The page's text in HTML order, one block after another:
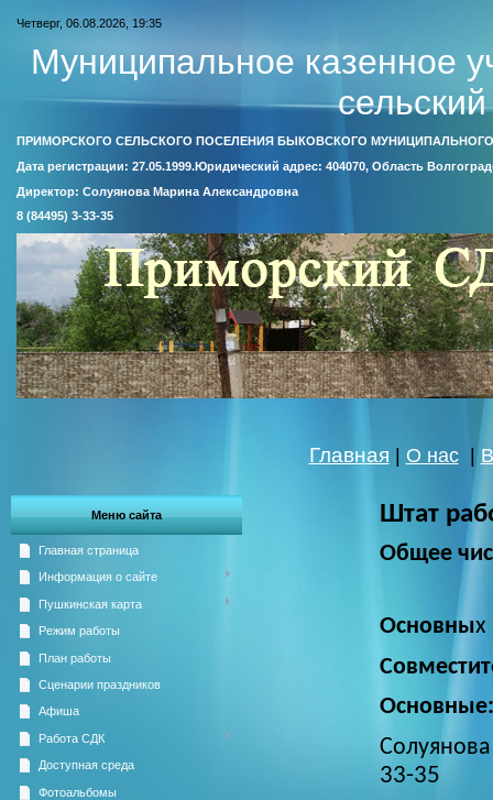
Четверг, 06.08.2026, 19:35
Муниципальное казенное
ПРИМОРСКОГО СЕЛЬСКОГО ПОСЕЛЕНИЯ БЫКОВСКОГО
Дата регистрации: 27.05.1999.Юридический адрес: 404070, Область
Директор: Солуянова Марина Александровна
8 (84495) 3-33-35
Главная О нас|
Меню сайта
Главная страница
Информация о сайте
Пушкинская карта
Режим работы
План работы
Сценарии праздников
Афиша
Работа СДК
Доступная среда
Фотоальбомы
Штат
Общее
Основных
Основные:
33-35